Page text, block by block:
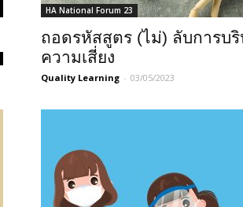
HA National Forum 23
ถอดรหัสสูตร (ไม่) ลับการบ
ความเสี่ยง
Quality Learning - 03/05/2023